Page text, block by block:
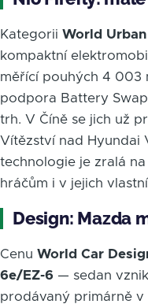
Kategorii World Urban
kompaktní
měřící pouhých 4 003
podpora Battery
trh. V Číně se jich už
Vítězství nad Hyundai
technologie je zralá
hráčům i v jejich
Design: Mazda
Cenu World Car
6e/EZ-6 — sedan
prodávaný primárně v